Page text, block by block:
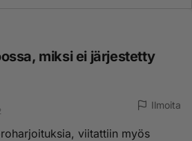
miksi ei järjestetty
Ilmoita
viitattiin myös